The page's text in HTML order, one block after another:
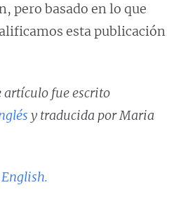
pero basado en lo que
esta publicación
artículo fue escrito
y traducida por Maria